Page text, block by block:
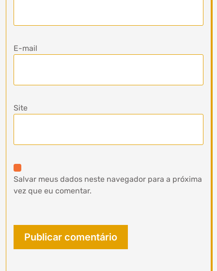
E-mail
Site
Salvar meus dados neste navegador para a próxima
vez que eu comentar.